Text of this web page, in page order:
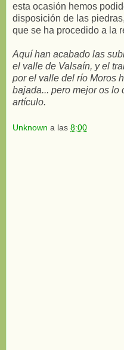
esta ocasión hemos
disposición de las
que se ha procedido a la
Aquí han acabado las
el valle de Valsaín, y el
por el valle del río Moros
bajada... pero mejor os lo
artículo.
Unknown a las 8:00